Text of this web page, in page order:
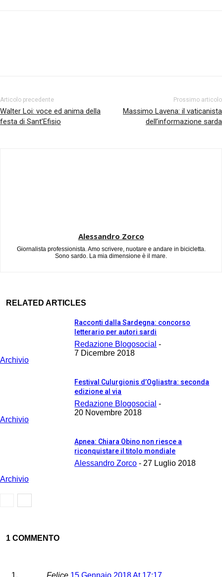
Articolo precedente
Walter Loi: voce ed anima della
festa di Sant’Efisio
Prossimo articolo
Massimo Lavena: il vaticanista
dell’informazione sarda
Alessandro Zorco
Giornalista professionista. Amo scrivere, nuotare e andare in bicicletta.
Sono sardo. La mia dimensione è il mare.
RELATED ARTICLES
Archivio
Racconti dalla Sardegna: concorso
letterario per autori sardi
Redazione Blogosocial -
7 Dicembre 2018
Archivio
Festival Culurgionis d’Ogliastra: seconda
edizione al via
Redazione Blogosocial -
20 Novembre 2018
Archivio
Apnea: Chiara Obino non riesce a
riconquistare il titolo mondiale
Alessandro Zorco - 27 Luglio 2018
1 COMMENTO
Felice 15 Gennaio 2018 At 17:17